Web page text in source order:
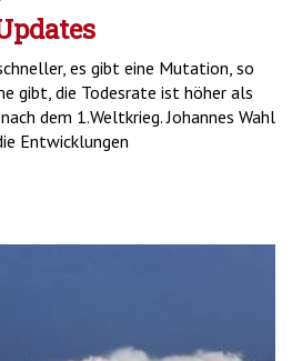
es gibt eine Mutation, so
gibt, die Todesrate ist höher als
dem 1.Weltkrieg. Johannes Wahl
Entwicklungen